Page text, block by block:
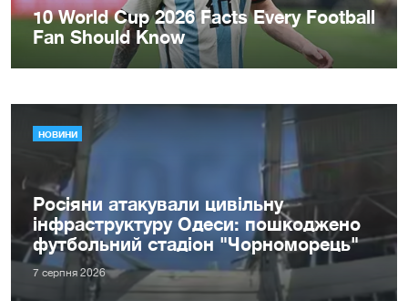
НОВИНИ
Росіяни атакували цивільну
інфраструктуру Одеси: пошкоджено
футбольний стадіон "Чорноморець"
7 серпня 2026